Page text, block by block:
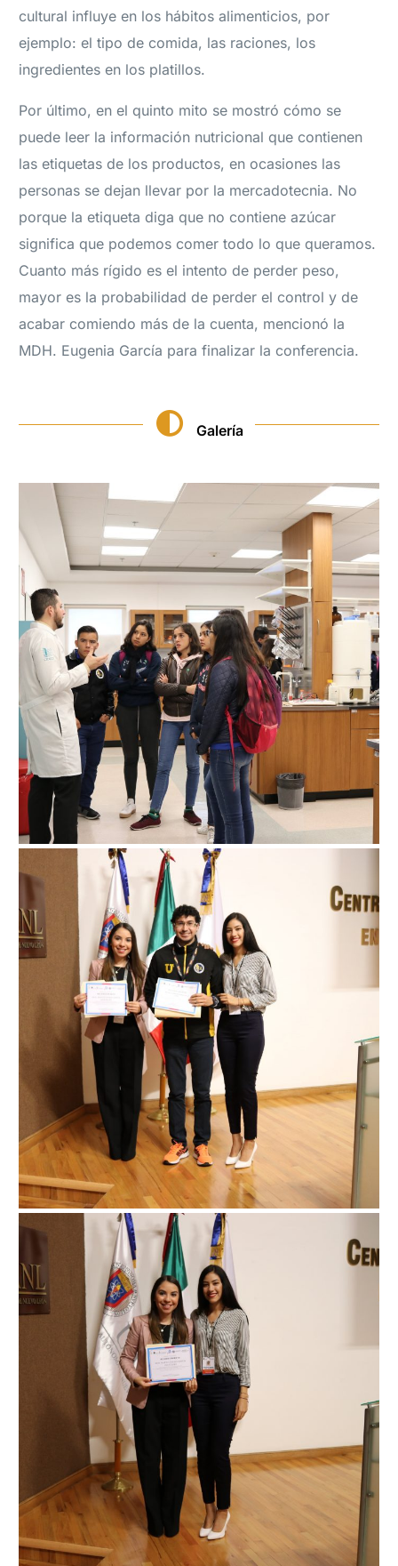
cultural influye en los hábitos alimenticios, por
ejemplo: el tipo de comida, las raciones, los
ingredientes en los platillos.
Por último, en el quinto mito se mostró cómo se
puede leer la información nutricional que contienen
las etiquetas de los productos, en ocasiones las
personas se dejan llevar por la mercadotecnia. No
porque la etiqueta diga que no contiene azúcar
significa que podemos comer todo lo que queramos.
Cuanto más rígido es el intento de perder peso,
mayor es la probabilidad de perder el control y de
acabar comiendo más de la cuenta, mencionó la
MDH. Eugenia García para finalizar la conferencia.
Galería